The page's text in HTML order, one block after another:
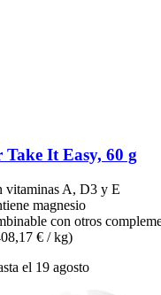
Take It Easy, 60 g
vitaminas A, D3 y E
magnesio
con otros
€ / kg)
el 19 agosto